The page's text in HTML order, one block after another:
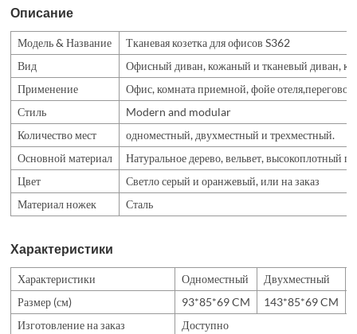
Описание
Модель & Название
Тканевая козетка для офисов S362
Вид
Офисный диван, кожаный и тканевый диван,
Применение
Офис, комната приемной, фойе
Стиль
Modern and modular
Количество мест
одноместный, двухместный и трехместный.
Основной материал
Натуральное дерево, вельвет, высокоплотный
Цвет
Светло серый и оранжевый, или на заказ
Материал ножек
Сталь
Характеристики
Характеристики Одноместный Двухместный
Размер (см)
93*85*69 CM 143*85*69 CM
Изготовление на заказ
Доступно